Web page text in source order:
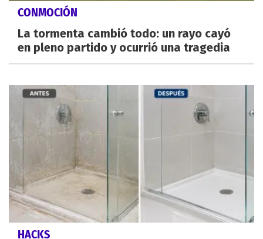
CONMOCIÓN
La tormenta cambió todo: un rayo cayó
en pleno partido y ocurrió una tragedia
HACKS